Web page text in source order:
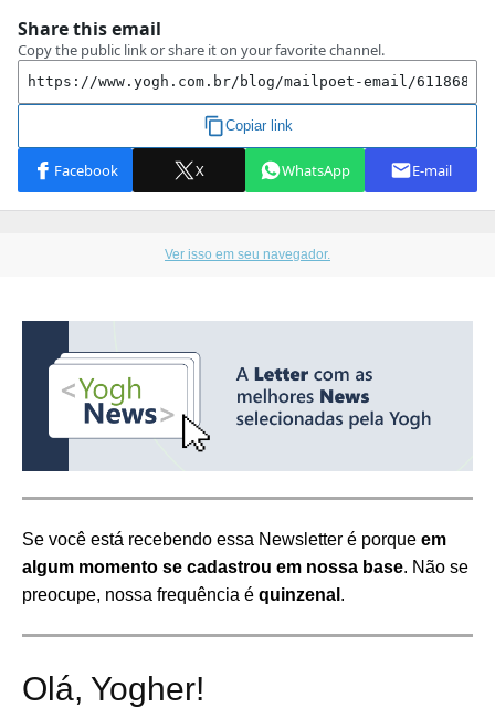
Ver isso em seu navegador.
Se você está recebendo essa Newsletter é porque em
algum momento se cadastrou em nossa base. Não se
preocupe, nossa frequência é quinzenal .
Olá, Yogher!